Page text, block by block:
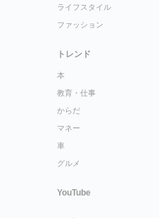
ライフスタイル
ファッション
トレンド
本
教育・仕事
からだ
マネー
車
グルメ
YouTube